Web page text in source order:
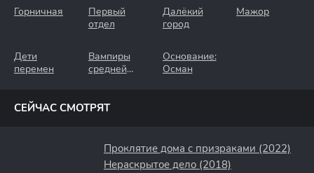
Горничная
Первый
отдел
Далёкий
город
Мажор
Дети
перемен
Вампиры
средней
Основание:
Осман
СЕЙЧАС СМОТРЯТ
Проклятие дома с призраками (2022)
Нераскрытое дело (2018)